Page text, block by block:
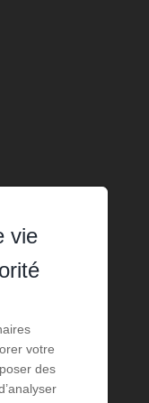
vie
votre
des